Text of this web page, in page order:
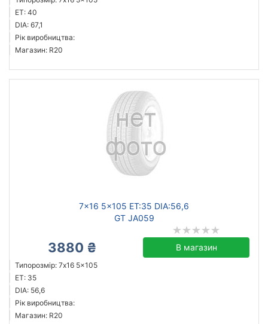
ET: 40
DIA: 67,1
Рік виробництва:
Магазин: R20
7x16 5x105 ET:35 DIA:56,6
GT JA059
3880 ₴ В магазин
Типорозмір: 7x16 5x105
ET: 35
DIA: 56,6
Рік виробництва:
Магазин: R20